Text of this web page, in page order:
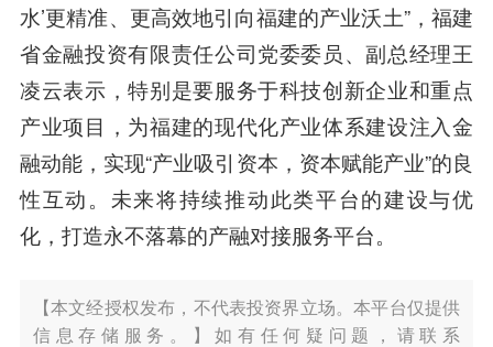
水’更精准、更高效地引向福建的产业沃土”，福建
省金融投资有限责任公司党委委员、副总经理王
凌云表示，特别是要服务于科技创新企业和重点
产业项目，为福建的现代化产业体系建设注入金
融动能，实现“产业吸引资本，资本赋能产业”的良
性互动。未来将持续推动此类平台的建设与优
化，打造永不落幕的产融对接服务平台。
【本文经授权发布，不代表投资界立场。本平台仅提供
信息存储服务。】如有任何疑问题，请联系